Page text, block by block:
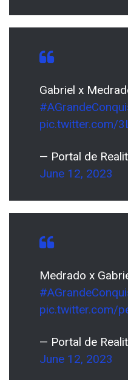
Gabriel x
pic.twitter.com/
— Portal de
June 12, 2023
Medrado x
pic.twitter.com/
— Portal de
June 12, 2023